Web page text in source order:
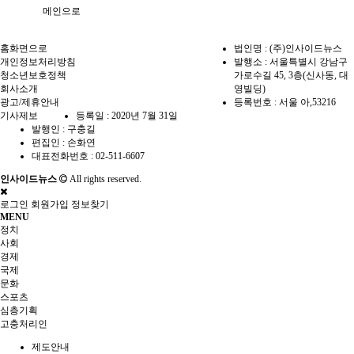
메인으로
홈화면으로
개인정보처리방침
청소년보호정책
회사소개
광고/제휴안내
기사제보
법인명 : (주)인사이드뉴스
발행소 : 서울특별시 강남구
가로수길 45, 3층(신사동, 대
영빌딩)
등록번호 : 서울 아,53216
등록일 : 2020년 7월 31일
발행인 : 구충길
편집인 : 손화연
대표전화번호 : 02-511-6607
인사이드뉴스 All rights reserved.
로그인 회원가입 정보찾기
MENU
정치
사회
경제
국제
문화
스포츠
심층기획
고충처리인
제도안내